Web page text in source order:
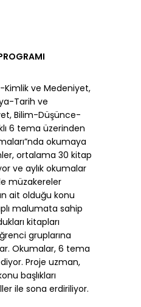
Kimlik ve Medeniyet,
Tarih ve
Bilim-Düşünce-
6 tema üzerinden
okumaya
ortalama 30 kitap
ve aylık okumalar
müzakereler
ait olduğu konu
malumata sahip
kitapları
gruplarına
Okumalar, 6 tema
Proje uzman,
başlıkları
ile sona erdiriliyor.